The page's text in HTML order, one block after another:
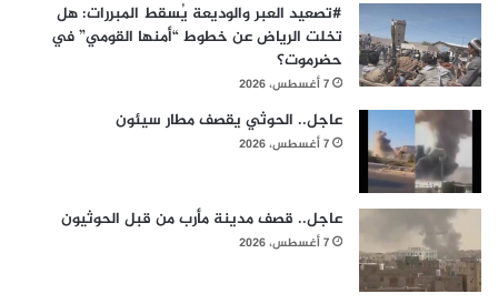
#​تصعيد العبر والوديعة يُسقط المبررات: هل
تخلت الرياض عن خطوط “أمنها القومي” في
حضرموت؟
7 أغسطس، 2026
عاجل.. الحوثي يقصف مطار سيئون
7 أغسطس، 2026
عاجل.. قصف مدينة مأرب من قبل الحوثيون
7 أغسطس، 2026